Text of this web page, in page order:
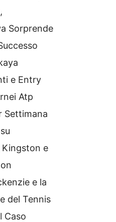
Sorprende
e Entry
Atp
Settimana
Kingston e
e la
del Tennis
Caso